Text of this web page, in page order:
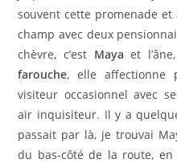
souvent cette promenade
champ avec deux
chèvre, c’est Maya et
farouche, elle affectionne
visiteur occasionnel avec
air inquisiteur. Il y a
passait par là, je trouvai
du bas-côté de la route, en